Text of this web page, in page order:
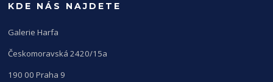
KDE NÁS NAJDETE
Galerie Harfa
Českomoravská 2420/15a
190 00 Praha 9